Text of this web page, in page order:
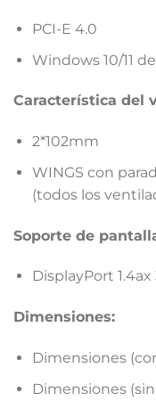
PCI-E 4.0
Windows 10/11
Característica del
2*102mm
WINGS con
(todos los
Soporte de
DisplayPort 1.4ax
Dimensiones:
Dimensiones
Dimensiones